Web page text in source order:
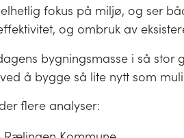
fokus på miljø, og ser
og ombruk av
bygningsmasse i så stor
å bygge så lite nytt som
flere analyser: